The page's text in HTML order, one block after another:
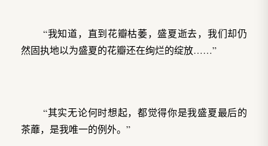
“我知道，直到花瓣枯萎，盛夏逝去，我们却仍
然固执地以为盛夏的花瓣还在绚烂的绽放……”
“其实无论何时想起，都觉得你是我盛夏最后的
茶蘼，是我唯一的例外。”